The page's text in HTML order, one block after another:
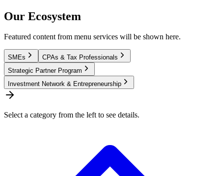
Our Ecosystem
Featured content from menu services will be shown here.
SMEs
CPAs & Tax Professionals
Strategic Partner Program
Investment Network & Entrepreneurship
Select a category from the left to see details.